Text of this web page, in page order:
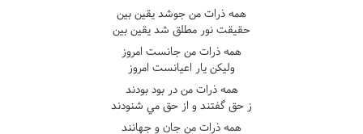
همه ذرات من جوشد يقين بين
حقيقت نور مطلق شد يقين بين
همه ذرات من جانست امروز
وليکن يار اعيانست امروز
همه ذرات من در بود بودند
ز حق گفتند و از حق مي شنودند
همه ذرات من جان و جهانند